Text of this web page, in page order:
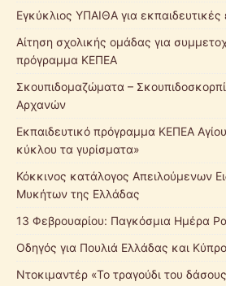
Εγκύκλιος ΥΠΑΙΘΑ για
Αίτηση σχολικής ομάδας για
πρόγραμμα ΚΕΠΕΑ
Σκουπιδομαζώματα –
Αρχανών
Εκπαιδευτικό πρόγραμμα ΚΕΠΕΑ
κύκλου τα γυρίσματα»
Κόκκινος κατάλογος Απειλούμενων
Μυκήτων της Ελλάδας
13 Φεβρουαρίου: Παγκόσμια Ημέρα
Οδηγός για Πουλιά Ελλάδας και
Ντοκιμαντέρ «Το τραγούδι του